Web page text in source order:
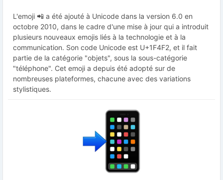
L'emoji 📲 a été ajouté à Unicode dans la version 6.0 en
octobre 2010, dans le cadre d'une mise à jour qui a introduit
plusieurs nouveaux emojis liés à la technologie et à la
communication. Son code Unicode est U+1F4F2, et il fait
partie de la catégorie "objets", sous la sous-catégorie
"téléphone". Cet emoji a depuis été adopté sur de
nombreuses plateformes, chacune avec des variations
stylistiques.